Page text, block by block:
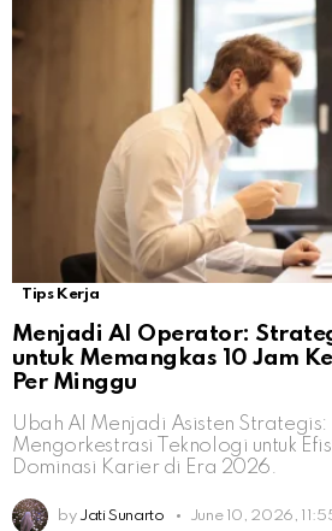
Tips Kerja
Menjadi AI Operator:
untuk Memangkas 10 Jam
Per Minggu
Ubah AI Menjadi Asisten Strategis:
Mengorkestrasi Teknologi untuk
Dominasi Karier di Era 2026.
by Jati Sunarto June 10, 2026,